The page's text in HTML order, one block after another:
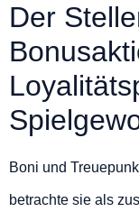
Der
Boni und
betrachte sie als